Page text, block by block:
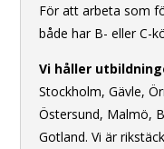
För att arbeta som
både har B- eller C-
Vi håller
Stockholm, Gävle,
Östersund, Malmö,
Gotland. Vi är